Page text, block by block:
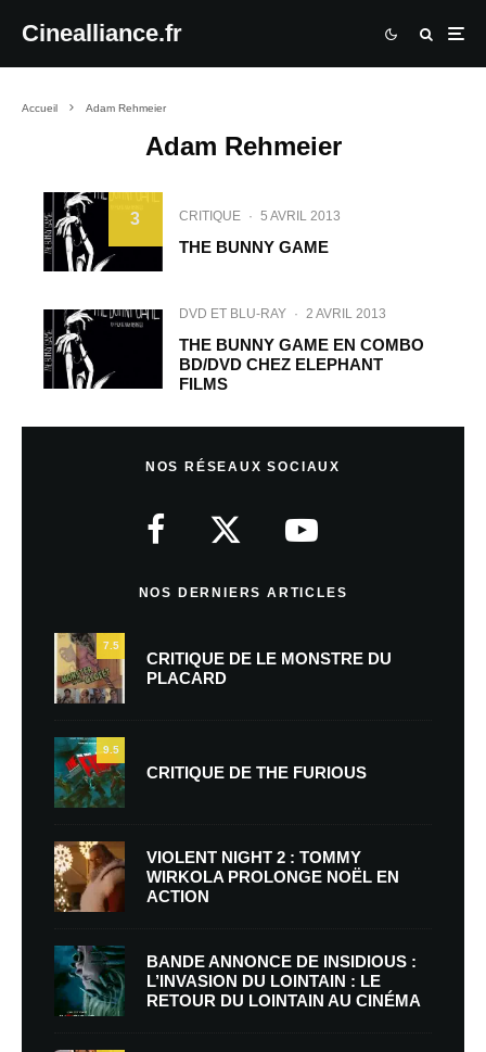
Cinealliance.fr
Accueil Adam Rehmeier
Adam Rehmeier
3 CRITIQUE · 5 AVRIL 2013
THE BUNNY GAME
DVD ET BLU-RAY · 2 AVRIL 2013
THE BUNNY GAME EN COMBO
BD/DVD CHEZ ELEPHANT
FILMS
NOS RÉSEAUX SOCIAUX
NOS DERNIERS ARTICLES
7.5
CRITIQUE DE LE MONSTRE DU
PLACARD
9.5
CRITIQUE DE THE FURIOUS
VIOLENT NIGHT 2 : TOMMY
WIRKOLA PROLONGE NOËL EN
ACTION
BANDE ANNONCE DE INSIDIOUS :
L’INVASION DU LOINTAIN : LE
RETOUR DU LOINTAIN AU CINÉMA